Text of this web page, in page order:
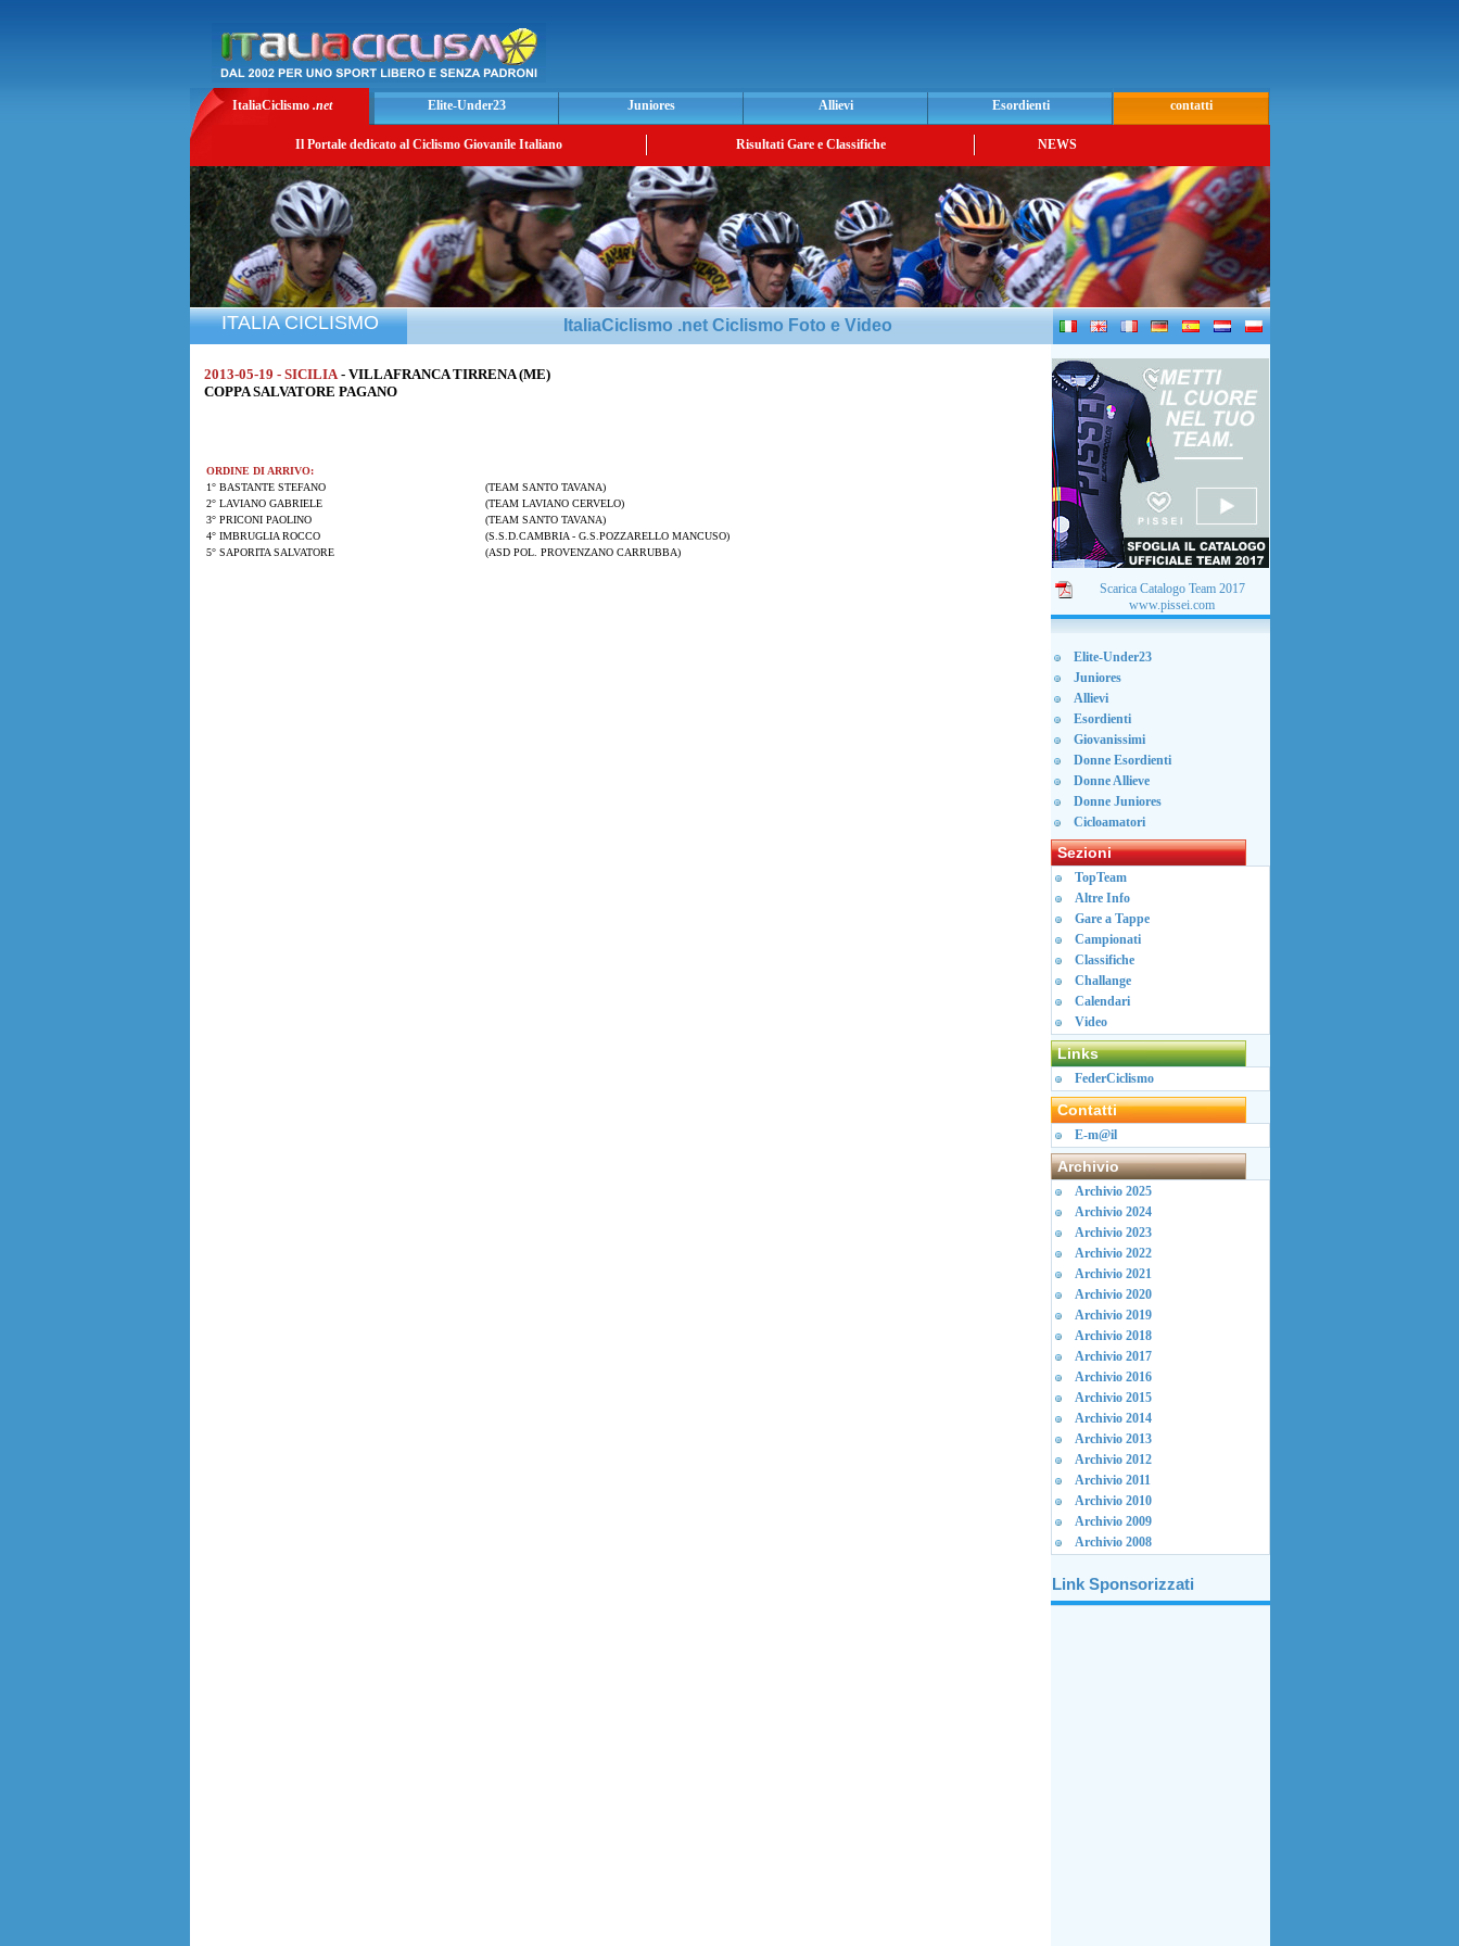
ItaliaCiclismo .net Elite-Under23 Juniores Allievi Esordienti contatti
Il Portale dedicato al Ciclismo Giovanile Italiano Risultati Gare e Classifiche NEWS
ITALIA CICLISMO ItaliaCiclismo .net Ciclismo Foto e Video
2013-05-19 - SICILIA - VILLAFRANCA TIRRENA (ME)
COPPA SALVATORE PAGANO
ORDINE DI ARRIVO:
1° BASTANTE STEFANO
(TEAM SANTO TAVANA)
2° LAVIANO GABRIELE
(TEAM LAVIANO CERVELO)
3° PRICONI PAOLINO
(TEAM SANTO TAVANA)
4° IMBRUGLIA ROCCO
(S.S.D.CAMBRIA - G.S.POZZARELLO MANCUSO)
5° SAPORITA SALVATORE
(ASD POL. PROVENZANO CARRUBBA)
Scarica Catalogo Team 2017
www.pissei.com
Elite-Under23
Juniores
Allievi
Esordienti
Giovanissimi
Donne Esordienti
Donne Allieve
Donne Juniores
Cicloamatori
Sezioni
TopTeam
Altre Info
Gare a Tappe
Campionati
Classifiche
Challange
Calendari
Video
Links
FederCiclismo
Contatti
E-m@il
Archivio
Archivio 2025
Archivio 2024
Archivio 2023
Archivio 2022
Archivio 2021
Archivio 2020
Archivio 2019
Archivio 2018
Archivio 2017
Archivio 2016
Archivio 2015
Archivio 2014
Archivio 2013
Archivio 2012
Archivio 2011
Archivio 2010
Archivio 2009
Archivio 2008
Link Sponsorizzati